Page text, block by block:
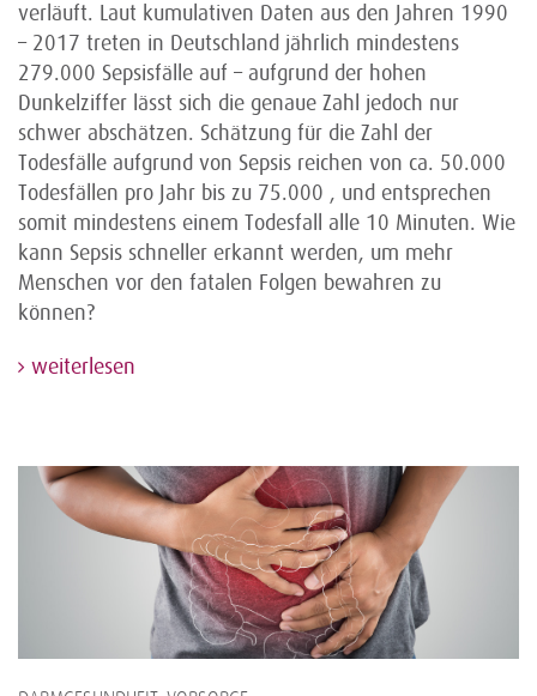
verläuft. Laut kumulativen Daten aus den Jahren 1990
– 2017 treten in Deutschland jährlich mindestens
279.000 Sepsisfälle auf – aufgrund der hohen
Dunkelziffer lässt sich die genaue Zahl jedoch nur
schwer abschätzen. Schätzung für die Zahl der
Todesfälle aufgrund von Sepsis reichen von ca. 50.000
Todesfällen pro Jahr bis zu 75.000 , und entsprechen
somit mindestens einem Todesfall alle 10 Minuten. Wie
kann Sepsis schneller erkannt werden, um mehr
Menschen vor den fatalen Folgen bewahren zu
können?
weiterlesen